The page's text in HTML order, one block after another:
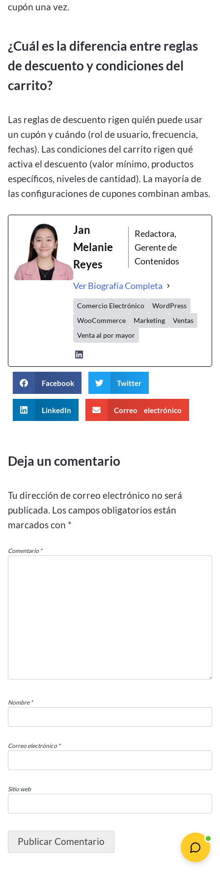
cupón una vez.
¿Cuál es la diferencia entre reglas
de descuento y condiciones del
carrito?
Las reglas de descuento rigen quién puede usar
un cupón y cuándo (rol de usuario, frecuencia,
fechas). Las condiciones del carrito rigen qué
activa el descuento (valor mínimo, productos
específicos, niveles de cantidad). La mayoría de
las configuraciones de cupones combinan ambas.
Jan
Melanie
Reyes
Redactora,
Gerente de
Contenidos
Ver Biografía Completa
Comercio Electrónico
WordPress
WooCommerce
Marketing
Ventas
Venta al por mayor
Facebook Twitter
LinkedIn Correo electrónico
Deja un comentario
Tu dirección de correo electrónico no será
publicada. Los campos obligatorios están
marcados con *
Comentario *
Nombre *
Correo electrónico *
Sitio web